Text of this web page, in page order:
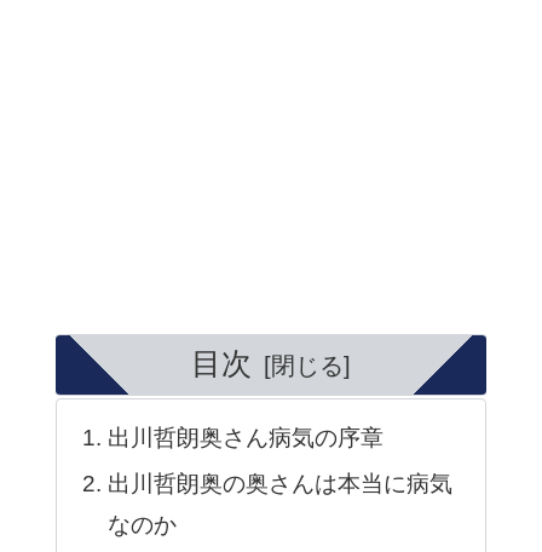
目次
出川哲朗奥さん病気の序章
出川哲朗奥の奥さんは本当に病気
なのか